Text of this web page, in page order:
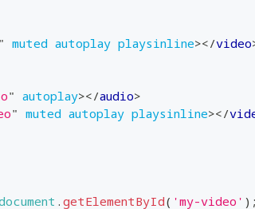
" muted autoplay playsinline></video
" autoplay></audio>
" muted autoplay playsinline></
. getElementById( 'my-video' ) ;